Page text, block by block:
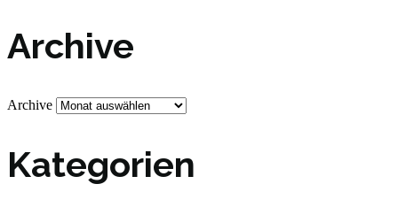
Archive
Archive
Kategorien